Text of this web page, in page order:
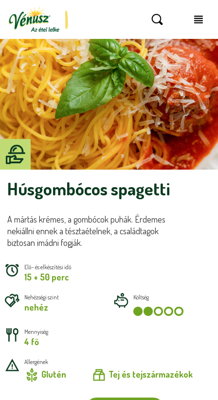
Húsgombócos spagetti
A mártás krémes, a gombócok puhák. Érdemes
nekiállni ennek a tésztaételnek, a családtagok
biztosan imádni fogják.
Elő- és elkészítési idő
15 + 50 perc
Nehézségi szint
nehéz
Költség
Mennyiség
4 fő
Allergének
Glutén Tej és tejszármazékok